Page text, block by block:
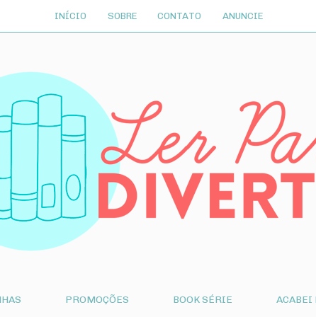
INÍCIO SOBRE CONTATO ANUNCIE
PROMOÇÕES BOOK SÉRIE ACABEI